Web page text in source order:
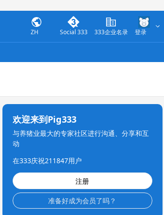
ZH Social 333 333企业名录 登录
欢迎来到Pig333
与养猪业最大的专家社区进行沟通、分享和互
动
在333庆祝211847用户
注册
准备好成为会员了吗？